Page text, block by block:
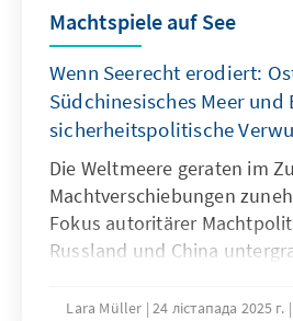
Machtspiele auf See
Wenn Seerecht erodiert:
Südchinesisches Meer und
sicherheitspolitische
Die Weltmeere geraten im
Machtverschiebungen
Fokus autoritärer
Russland und China
formen – eine Praxis, die
Lara Müller 24 лістапада 2025 г.